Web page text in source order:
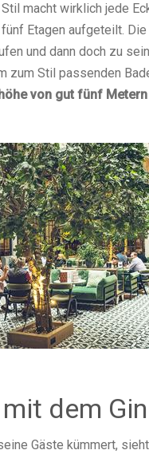
macht wirklich jede
Etagen aufgeteilt.
und dann doch zu
zum Stil passenden
von gut fünf Metern
dem
Gäste kümmert,